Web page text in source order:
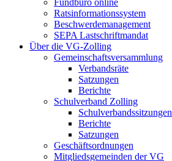
Fundbüro online
Ratsinformationssystem
Beschwerdemanagement
SEPA Lastschriftmandat
Über die VG-Zolling
Gemeinschaftsversammlung
Verbandsräte
Satzungen
Berichte
Schulverband Zolling
Schulverbandssitzungen
Berichte
Satzungen
Geschäftsordnungen
Mitgliedsgemeinden der VG